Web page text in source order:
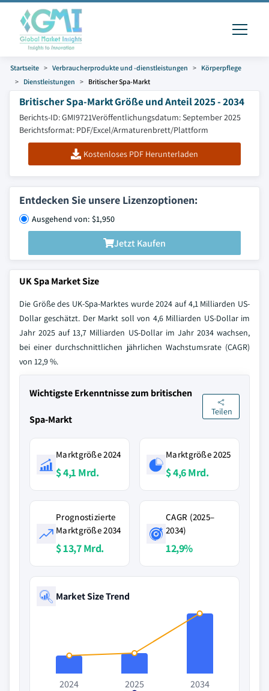
Startseite Verbraucherprodukte und -dienstleistungen
Körperpflege
Dienstleistungen
Britischer Spa-Markt
Britischer Spa-Markt Größe und Anteil 2025 - 2034
Berichts-ID: GMI9721Veröffentlichungsdatum: September 2025
Berichtsformat: PDF/Excel/Armaturenbrett/Plattform
Kostenloses PDF Herunterladen
Entdecken Sie unsere Lizenzoptionen:
Ausgehend von: $1,950
Jetzt Kaufen
UK Spa Market Size
Die Größe des UK-Spa-Marktes wurde 2024 auf 4,1 Milliarden US-
Dollar geschätzt. Der Markt soll von 4,6 Milliarden US-Dollar im
Jahr 2025 auf 13,7 Milliarden US-Dollar im Jahr 2034 wachsen,
bei einer durchschnittlichen jährlichen Wachstumsrate (CAGR)
von 12,9 %.
Wichtigste Erkenntnisse zum britischen
Spa-Markt
Teilen
Marktgröße 2024
$ 4,1 Mrd.
Marktgröße 2025
$ 4,6 Mrd.
Prognostizierte
Marktgröße 2034
$ 13,7 Mrd.
CAGR (2025–
2034)
12,9%
Market Size Trend
2024
2025
2034